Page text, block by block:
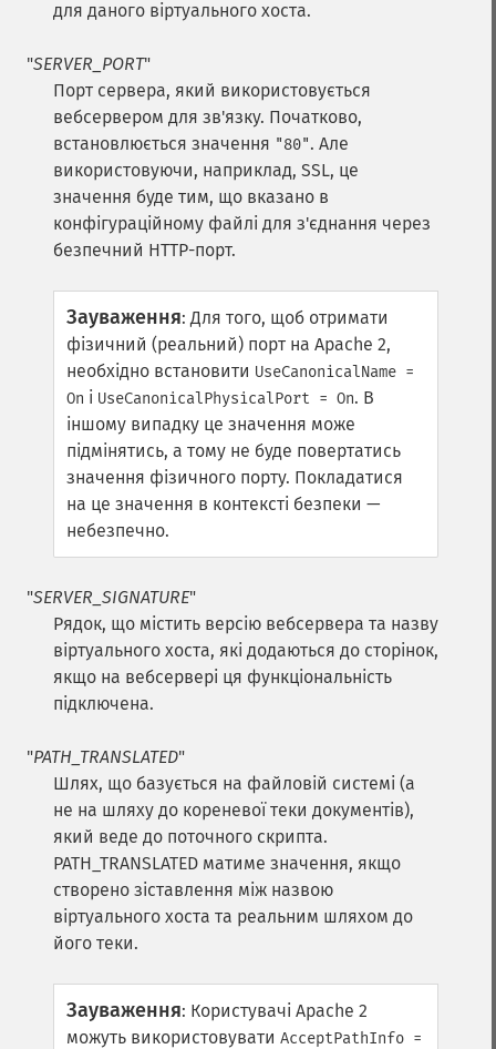
для даного віртуального хоста.
"SERVER_PORT"
Порт сервера, який використовується
вебсервером для зв'язку. Початково,
встановлюється значення "80". Але
використовуючи, наприклад, SSL, це
значення буде тим, що вказано в
конфігураційному файлі для з'єднання через
безпечний HTTP-порт.
Зауваження:Для того, щоб отримати
фізичний (реальний) порт на Apache 2,
необхідно встановити UseCanonicalName =
On і UseCanonicalPhysicalPort = On. В
іншому випадку це значення може
підмінятись, а тому не буде повертатись
значення фізичного порту. Покладатися
на це значення в контексті безпеки —
небезпечно.
"SERVER_SIGNATURE"
Рядок, що містить версію вебсервера та назву
віртуального хоста, які додаються до сторінок,
якщо на вебсервері ця функціональність
підключена.
"PATH_TRANSLATED"
Шлях, що базується на файловій системі (а
не на шляху до кореневої теки документів),
який веде до поточного скрипта.
PATH_TRANSLATED матиме значення, якщо
створено зіставлення між назвою
віртуального хоста та реальним шляхом до
його теки.
Зауваження: Користувачі Apache 2
можуть використовувати AcceptPathInfo =